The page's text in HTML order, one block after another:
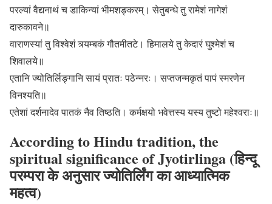
परल्यां वैद्यनाथं च डाकिन्यां भीमशङ्करम्। सेतुबन्धे तु रामेशं नागेशं
दारुकावने॥
वाराणस्यां तु विश्वेशं त्र्यम्बकं गौतमीतटे। हिमालये तु केदारं घुश्मेशं च
शिवालये॥
एतानि ज्योतिर्लिङ्गानि सायं प्रातः पठेन्नरः। सप्तजन्मकृतं पापं स्मरणेन
विनश्यति॥
एतेशां दर्शनादेव पातकं नैव तिष्ठति। कर्मक्षयो भवेत्तस्य यस्य तुष्टो महेश्वराः॥
According to Hindu tradition, the
spiritual significance of Jyotirlinga (हिन्दू
परम्परा के अनुसार ज्योतिर्लिंग का आध्यात्मिक
महत्व)